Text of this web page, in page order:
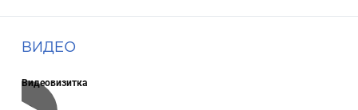
ВИДЕО
Видеовизитка